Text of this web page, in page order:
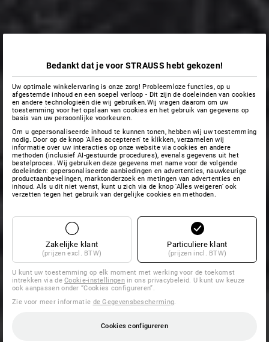
Bedankt dat je voor STRAUSS hebt gekozen!
Uw optimale winkelervaring is onze zorg! Probleemloze functies, op u
afgestemde inhoud en een soepel verloop - Dit zijn de doeleinden van cookies
en andere technologieën die wij gebruiken.Wij vragen daarom om uw
toestemming voor het opslaan van cookies en het gebruik van gegevens op
basis van uw persoonlijke voorkeuren.
Om u gepersonaliseerde inhoud te kunnen tonen, hebben wij uw toestemming
nodig. Door op de knop 'Alles accepteren' te klikken, verzamelen wij
informatie over uw interacties op onze website via cookies en andere
methoden (inclusief AI-gestuurde procedures), evenals gegevens uit het
bestelproces. Wij gebruiken deze gegevens met name voor de volgende
doeleinden: gepersonaliseerde aanbiedingen en advertenties, nauwkeurige
productaanbevelingen, marktonderzoek en metingen van advertenties en
inhoud. Als u dit niet wenst, kunt u zich via de knop 'Alles weigeren' ook
verzetten tegen het gebruik van dergelijke cookies en methoden.
Zakelijke klant
(prijzen excl. BTW)
Particuliere klant
(prijzen incl. BTW)
U kunt uw toestemming op elk moment met werking voor de toekomst
intrekken via deCookie-instellingenin ons privacybeleid. U kunt uw keuze
ook aanpassen onder “Cookies configureren”.
Zie voor meer informatie de Gegevensbescherming
Cookies configureren